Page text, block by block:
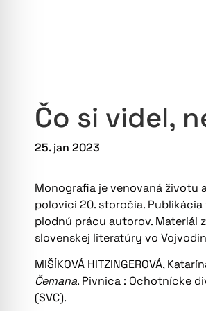
Čo si videl,
25. jan 2023
Monografia je venovaná životu
polovici 20. storočia.
plodnú prácu autorov. Materiál
slovenskej literatúry vo
MIŠÍKOVÁ HITZINGEROVÁ,
Čemana. Pivnica : Ochotnícke
(SVC).